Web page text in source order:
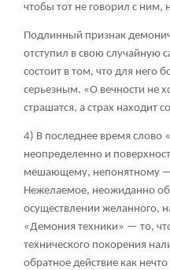
чтобы тот не говорил с ним,
Подлинный признак
отступил в свою случайную
состоит в том, что для него
серьезным. «О вечности не
страшатся, а страх находит
4) В последнее время слово
неопределенно и
мешающему, непонятному
Нежелаемое, неожиданно
осуществлении желанного,
«Демония техники» — то,
технического покорения
обратное действие как